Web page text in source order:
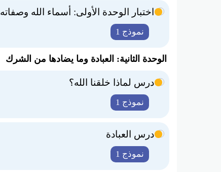
اختبار الوحدة الأولى: أسماء الله وصفاته
نموذج 1
الوحدة الثانية: العبادة وما يضادها من الشرك
درس لماذا خلقنا الله؟
نموذج 1
درس العبادة
نموذج 1